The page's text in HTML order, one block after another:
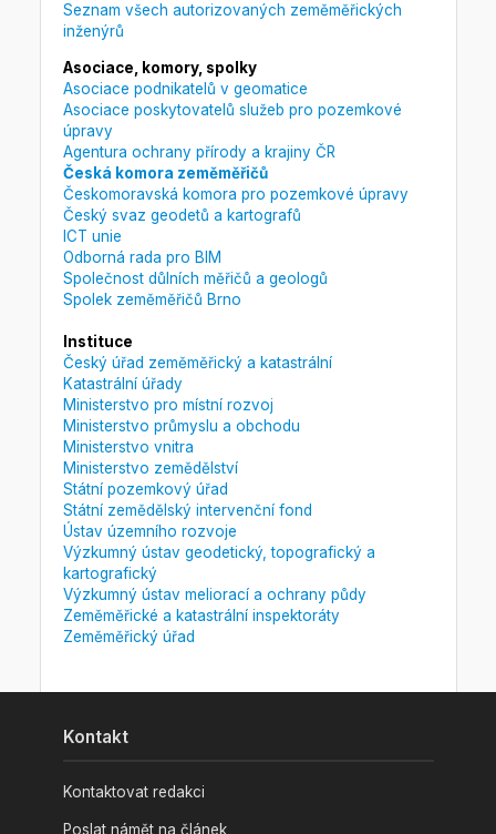
Seznam všech autorizovaných zeměměřických
inženýrů
Asociace, komory, spolky
Asociace podnikatelů v geomatice
Asociace poskytovatelů služeb pro pozemkové
úpravy
Agentura ochrany přírody a krajiny ČR
Česká komora zeměměřičů
Českomoravská komora pro pozemkové úpravy
Český svaz geodetů a kartografů
ICT unie
Odborná rada pro BIM
Společnost důlních měřičů a geologů
Spolek zeměměřičů Brno
Instituce
Český úřad zeměměřický a katastrální
Katastrální úřady
Ministerstvo pro místní rozvoj
Ministerstvo průmyslu a obchodu
Ministerstvo vnitra
Ministerstvo zemědělství
Státní pozemkový úřad
Státní zemědělský intervenční fond
Ústav územního rozvoje
Výzkumný ústav geodetický, topografický a
kartografický
Výzkumný ústav meliorací a ochrany půdy
Zeměměřické a katastrální inspektoráty
Zeměměřický úřad
Kontakt
Kontaktovat redakci
Poslat námět na článek